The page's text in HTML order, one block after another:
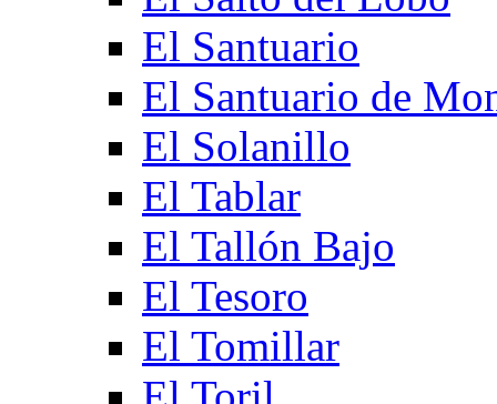
El Santuario
El Santuario de
El Solanillo
El Tablar
El Tallón Bajo
El Tesoro
El Tomillar